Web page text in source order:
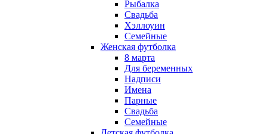
Рыбалка
Свадьба
Хэллоуин
Семейные
Женская футболка
8 марта
Для беременных
Надписи
Имена
Парные
Свадьба
Семейные